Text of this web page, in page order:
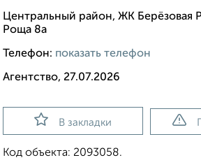
Центральный район, ЖК Берёзовая
Роща 8а
Телефон: показать телефон
Агентство, 27.07.2026
В закладки
Код объекта: 2093058.